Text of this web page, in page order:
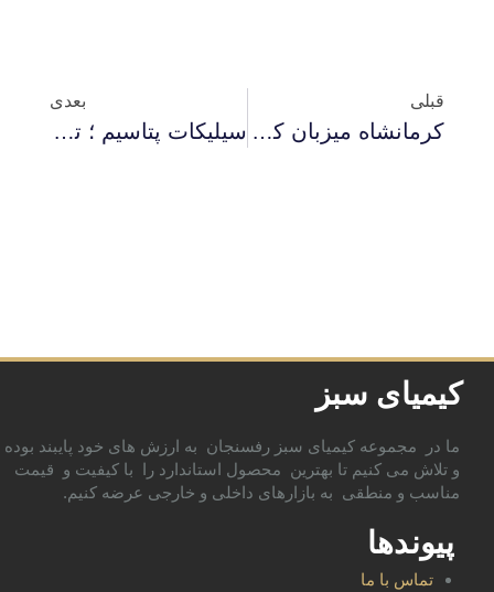
قبلی
کرمانشاه میزبان کود سولفات آمونیوم کیمیای سبز رفسنجان
بعدی
سیلیکات پتاسیم ؛ تولیدی دیگر از کارخانه کیمیای سبز رفسنجان
کیمیای سبز
ما در مجموعه کیمیای سبز رفسنجان به ارزش های خود پایبند بوده
و تلاش می کنیم تا بهترین محصول استاندارد را با کیفیت و قیمت
مناسب و منطقی به بازارهای داخلی و خارجی عرضه کنیم.
پیوندها
تماس با ما